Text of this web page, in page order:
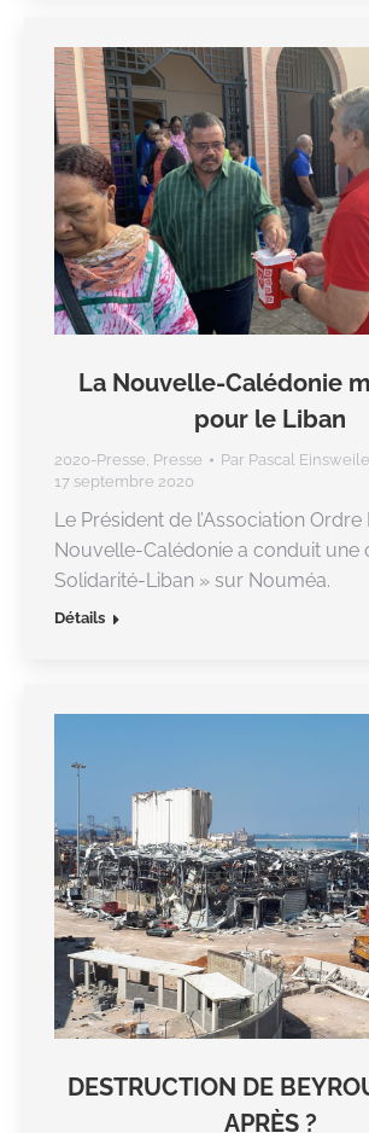
La Nouvelle-Calédonie
pour le Liban
2020-Presse, Presse Par Pascal
17 septembre 2020
Le Président de l’Association Ordre
Nouvelle-Calédonie a conduit une
Solidarité-Liban » sur Nouméa.
Détails
DESTRUCTION DE
APRÈS ?